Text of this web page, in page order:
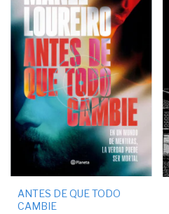
ANTES DE QUE TODO
CAMBIE